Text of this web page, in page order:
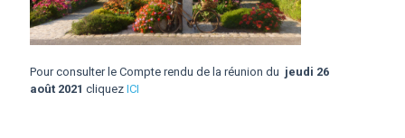
Pour consulter le Compte rendu de la réunion du jeudi 26
août 2021 cliquez ICI